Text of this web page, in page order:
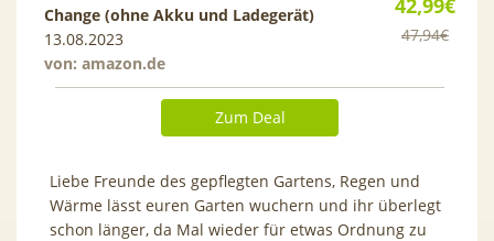
42,99€
47,94€
Change (ohne Akku und Ladegerät)
13.08.2023
von: amazon.de
Zum Deal
Liebe Freunde des gepflegten Gartens, Regen und
Wärme lässt euren Garten wuchern und ihr überlegt
schon länger, da Mal wieder für etwas Ordnung zu